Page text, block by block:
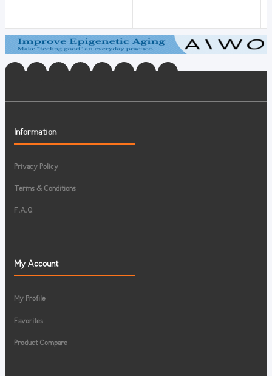
Information
Privacy Policy
Terms & Conditions
F.A.Q
My Account
My Profile
Favorites
Product Compare